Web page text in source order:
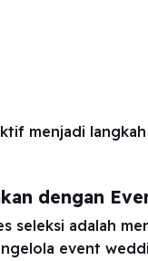
menjadi
dengan
seleksi adalah
event